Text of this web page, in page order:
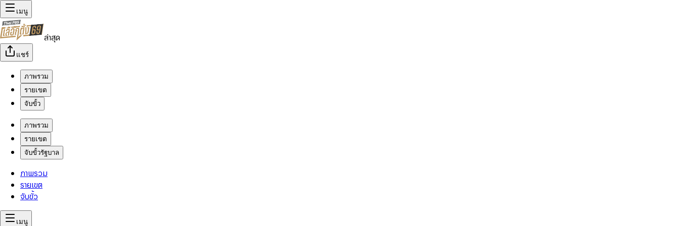
เมนู
ล่าสุด
แชร์
ภาพรวม
รายเขต
จับขั้ว
ภาพรวม
รายเขต
จับขั้วรัฐบาล
ภาพรวม
รายเขต
จับขั้ว
เมนู